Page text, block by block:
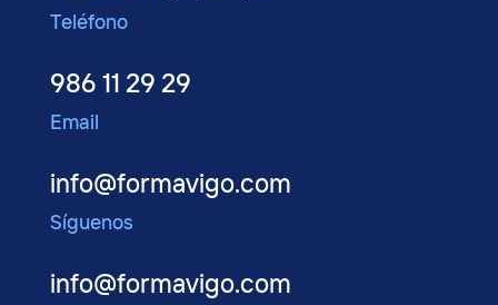
Teléfono
986 11 29 29
Email
info@formavigo.com
Síguenos
info@formavigo.com